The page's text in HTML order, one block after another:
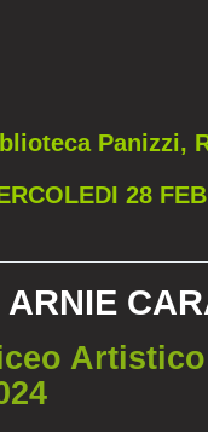
Panizzi,
28
ARNIE
Artistico